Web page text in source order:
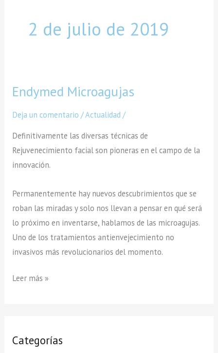
2 de julio de 2019
Endymed Microagujas
Deja un comentario /Actualidad /
Definitivamente las diversas técnicas de
Rejuvenecimiento facial son pioneras en el campo de la
innovación.
Permanentemente hay nuevos descubrimientos que se
roban las miradas y solo nos llevan a pensar en qué será
lo próximo en inventarse, hablamos de las microagujas.
Uno de los tratamientos antienvejecimiento no
invasivos más revolucionarios del momento.
Endymed
Leer más »
Categorías
r